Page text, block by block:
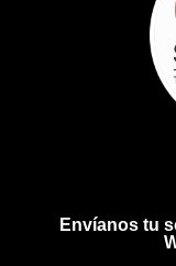
Envíanos tu